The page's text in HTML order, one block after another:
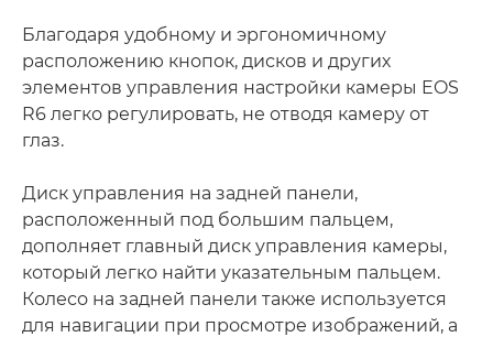
Благодаря удобному и эргономичному
расположению кнопок, дисков и других
элементов управления настройки камеры EOS
R6 легко регулировать, не отводя камеру от
глаз.
Диск управления на задней панели,
расположенный под большим пальцем,
дополняет главный диск управления камеры,
который легко найти указательным пальцем.
Колесо на задней панели также используется
для навигации при просмотре изображений, а